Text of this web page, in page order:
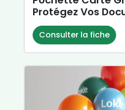
Protégez Vos
Consulter la fiche